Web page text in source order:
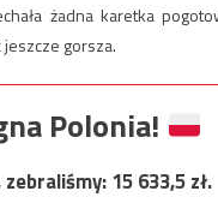
żadna karetka
gorsza.
Polonia!
zebraliśmy:15 633,5zł.